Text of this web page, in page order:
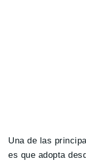
Una de las
es que adopta